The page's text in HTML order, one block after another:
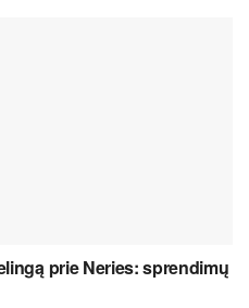
prie Neries: sprendimų